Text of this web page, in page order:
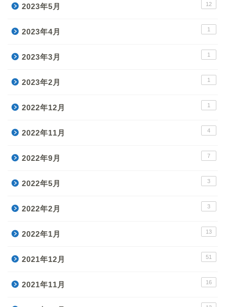
2023年5月 12
2023年4月 1
2023年3月 1
2023年2月 1
2022年12月 1
2022年11月 4
2022年9月 7
2022年5月 3
2022年2月 3
2022年1月 13
2021年12月 51
2021年11月 16